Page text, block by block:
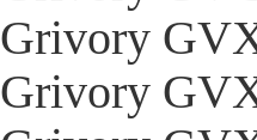
Grivory
Grivory